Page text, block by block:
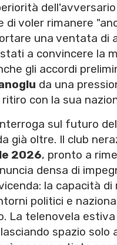
di voler rimanere
una ventata di
a convincere la
gli accordi
da una
con la sua
sul futuro
già oltre. Il club
2026, pronto a
densa di
la capacità
politici e
La telenovela estiva
spazio